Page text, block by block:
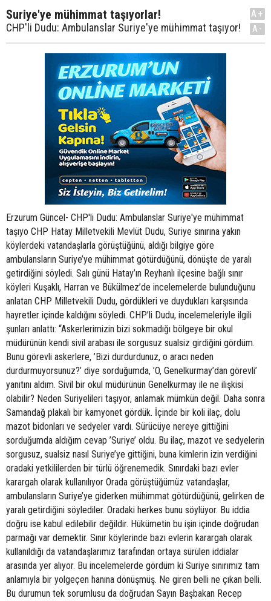
Suriye'ye mühimmat taşıyorlar!
CHP'li Dudu: Ambulanslar Suriye'ye mühimmat taşıyor!
A+
A-
Erzurum Güncel- CHP'li Dudu: Ambulanslar Suriye'ye mühimmat
taşıyo CHP Hatay Milletvekili Mevlüt Dudu, Suriye sınırına yakın
köylerdeki vatandaşlarla görüştüğünü, aldığı bilgiye göre
ambulansların Suriye’ye mühimmat götürdüğünü, dönüşte de yaralı
getirdiğini söyledi. Salı günü Hatay’ın Reyhanlı ilçesine bağlı sınır
köyleri Kuşaklı, Harran ve Bükülmez’de incelemelerde bulunduğunu
anlatan CHP Milletvekili Dudu, gördükleri ve duydukları karşısında
hayretler içinde kaldığını söyledi. CHP’li Dudu, incelemeleriyle ilgili
şunları anlattı: “Askerlerimizin bizi sokmadığı bölgeye bir okul
müdürünün kendi sivil arabası ile sorgusuz sualsiz girdiğini gördüm.
Bunu görevli askerlere, ’Bizi durdurdunuz, o aracı neden
durdurmuyorsunuz?’ diye sorduğumda, ’O, Genelkurmay’dan görevli’
yanıtını aldım. Sivil bir okul müdürünün Genelkurmay ile ne ilişkisi
olabilir? Neden Suriyelileri taşıyor, anlamak mümkün değil. Daha sonra
Samandağ plakalı bir kamyonet gördük. İçinde bir koli ilaç, dolu
mazot bidonları ve sedyeler vardı. Sürücüye nereye gittiğini
sorduğumda aldığım cevap ’Suriye’ oldu. Bu ilaç, mazot ve sedyelerin
sorgusuz, sualsiz nasıl Suriye’ye gittiğini, buna kimlerin izin verdiğini
oradaki yetkililerden bir türlü öğrenemedik. Sınırdaki bazı evler
karargah olarak kullanılıyor Orada görüştüğümüz vatandaşlar,
ambulansların Suriye’ye giderken mühimmat götürdüğünü, gelirken de
yaralı getirdiğini söylediler. Oradaki herkes bunu söylüyor. Bu iddia
doğru ise kabul edilebilir değildir. Hükümetin bu işin içinde doğrudan
parmağı var demektir. Sınır köylerinde bazı evlerin karargah olarak
kullanıldığı da vatandaşlarımız tarafından ortaya sürülen iddialar
arasında yer alıyor. Bu incelemelerde gördüm ki Suriye sınırımız tam
anlamıyla bir yolgeçen hanına dönüşmüş. Ne giren belli ne çıkan belli.
Bu durumun tek sorumlusu da doğrudan Sayın Başbakan Recep